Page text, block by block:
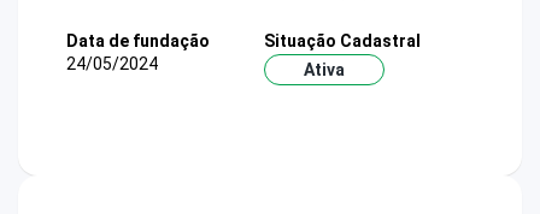
Data de fundação
24/05/2024
Situação Cadastral
Ativa